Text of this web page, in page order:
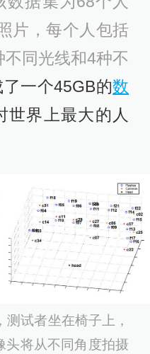
片，每个人包括
同光线和4种不
了一个45GB的数
世界上最大的人
试者坐在椅子上，
头将从不同角度拍摄